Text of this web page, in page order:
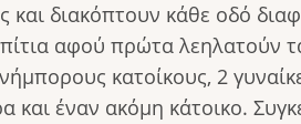
και διακόπτουν κάθε οδό
αφού πρώτα λεηλατούν
κατοίκους, 2
και έναν ακόμη κάτοικο.